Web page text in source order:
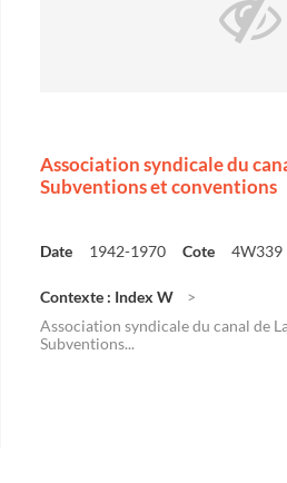
Association syndicale du
Subventions et conventions
Date 1942-1970 Cote 4W339
Contexte : Index W
Association syndicale du canal de
Subventions...